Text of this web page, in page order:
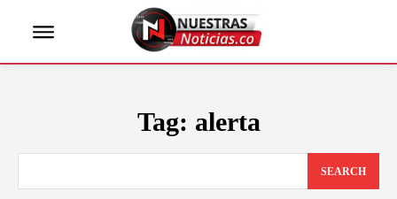
Tag: alerta
SEARCH